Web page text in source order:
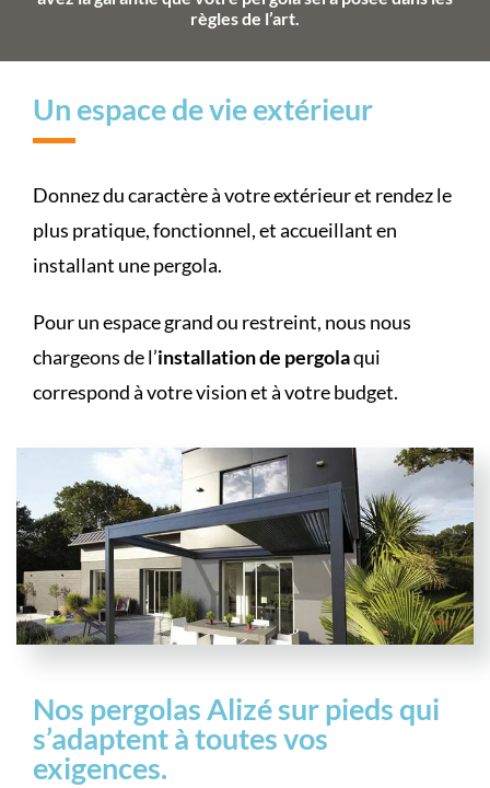
règles de l’art.
Un espace de vie extérieur
Donnez du caractère à votre extérieur et rendez le
plus pratique, fonctionnel, et accueillant en
installant une pergola.
Pour un espace grand ou restreint, nous nous
chargeons de l’installation de pergolaqui
correspond à votre vision et à votre budget.
Nos pergolas Alizé sur pieds qui
s’adaptent à toutes vos
exigences.